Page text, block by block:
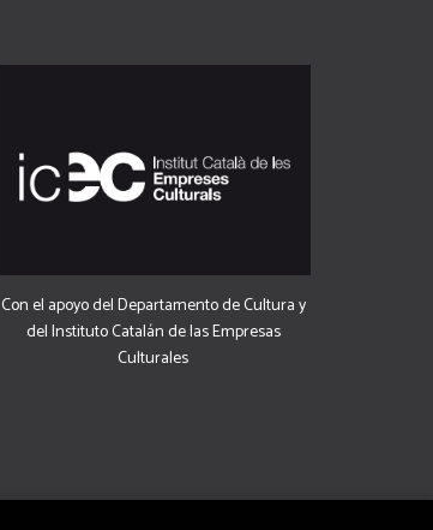
Con el apoyo del Departamento de Cultura y
del Instituto Catalán de las Empresas
Culturales